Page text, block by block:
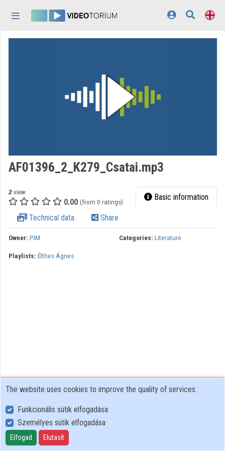
Contributors
Appearance:
AF01396_2_K279_Csatai.mp3
2 view
0.00 (from 0 ratings) Basic information
Technical data Share
Owner: PIM Categories: Literature
Playlists: Élthes Ágnes
User Policy
Adatkezelési tájékoztató (en)
Cookie Policy
The website uses cookies to improve the quality of services.
Funkcionális sütik elfogadása
Személyes sütik elfogadása
Elfogad Elutasít